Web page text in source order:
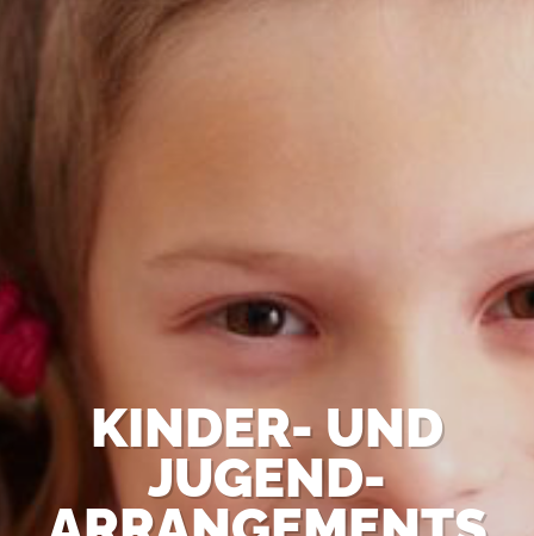
KINDER- UND
JUGEND-